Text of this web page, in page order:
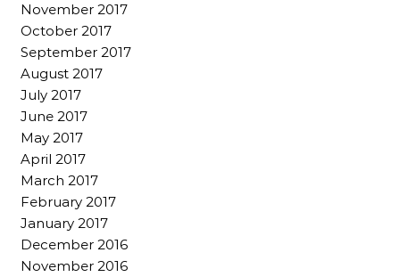
November 2017
October 2017
September 2017
August 2017
July 2017
June 2017
May 2017
April 2017
March 2017
February 2017
January 2017
December 2016
November 2016